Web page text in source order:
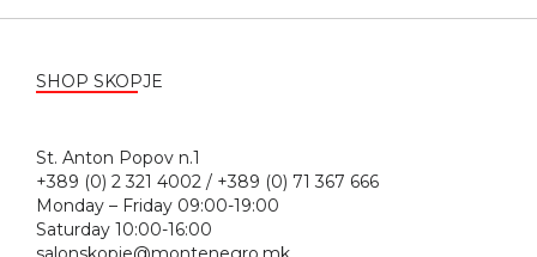
SHOP SKOPJE
St. Anton Popov n.1
+389 (0) 2 321 4002 / +389 (0) 71 367 666
Monday – Friday 09:00-19:00
Saturday 10:00-16:00